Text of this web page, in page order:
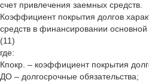
счет привлечения заемных средств.
Коэффициент покрытия долгов
средств в финансировании основной
(11)
где:
Кпокр. – коэффициент покрытия
ДО – долгосрочные обязательства;